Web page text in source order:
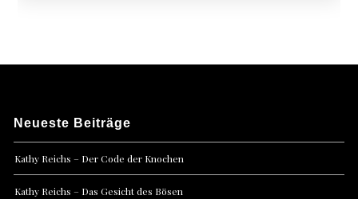
Neueste Beiträge
Kathy Reichs – Der Code der Knochen
Kathy Reichs – Das Gesicht des Bösen